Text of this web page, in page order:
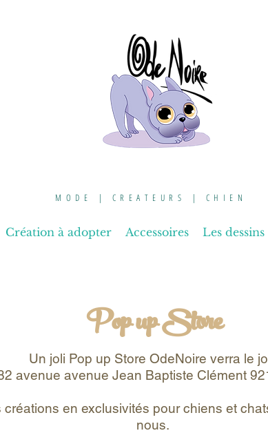
MODE | CREATEURS | CHIEN
Création à adopter Accessoires Les dessins
Pop up Store
Un joli Pop up Store OdeNoire verra le
avenue avenue Jean Baptiste Clément
en exclusivités pour chiens et
nous.